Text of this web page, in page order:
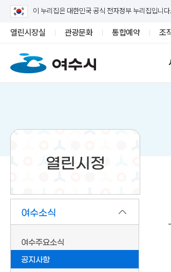
이 누리집은 대한민국 공식 전자정부 누리집입니다.
열린시장실 관광문화 통합예약 조
열린시정
여수소식
여수주요소식
공지사항